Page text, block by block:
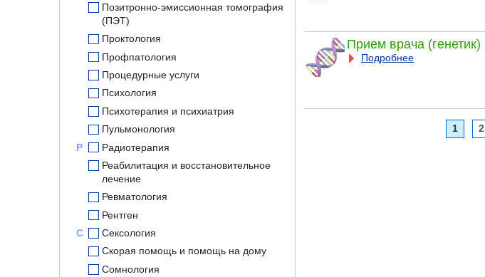
Позитронно-эмиссионная томография
(ПЭТ)
Проктология
Профпатология
Процедурные услуги
Психология
Психотерапия и психиатрия
Пульмонология
Р
Радиотерапия
Реабилитация и восстановительное
лечение
Ревматология
Рентген
С
Сексология
Скорая помощь и помощь на дому
Сомнология
Прием врача (генетик)
Подробнее
1 2